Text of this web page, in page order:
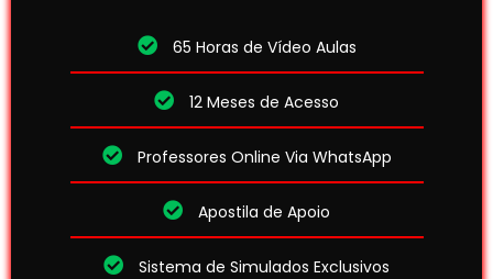
65 Horas de Vídeo Aulas
12 Meses de Acesso
Professores Online Via WhatsApp
Apostila de Apoio
Sistema de Simulados Exclusivos